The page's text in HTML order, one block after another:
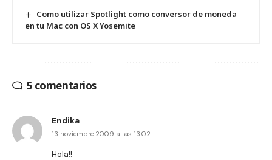
Como utilizar Spotlight como conversor de moneda
en tu Mac con OS X Yosemite
5 comentarios
Endika
13 noviembre 2009 a las 13:02
Hola!!